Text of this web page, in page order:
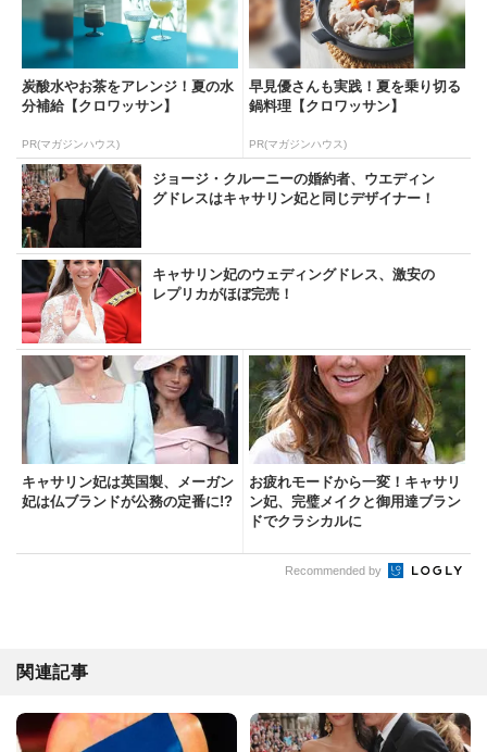
炭酸水やお茶をアレンジ！夏の水
分補給【クロワッサン】
PR(マガジンハウス)
早見優さんも実践！夏を乗り切る
鍋料理【クロワッサン】
PR(マガジンハウス)
ジョージ・クルーニーの婚約者、ウエディン
グドレスはキャサリン妃と同じデザイナー！
キャサリン妃のウェディングドレス、激安の
レプリカがほぼ完売！
キャサリン妃は英国製、メーガン
妃は仏ブランドが公務の定番に!?
お疲れモードから一変！キャサリ
ン妃、完璧メイクと御用達ブラン
ドでクラシカルに
Recommended by
関連記事